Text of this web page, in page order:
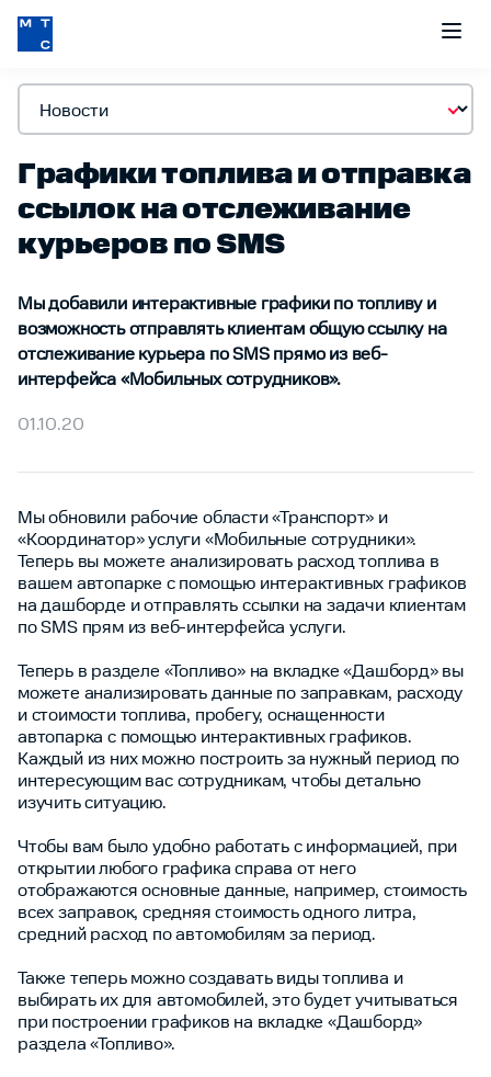
Графики топлива и отправка
ссылок на отслеживание
курьеров по SMS
Мы добавили интерактивные графики по топливу и
возможность отправлять клиентам общую ссылку на
отслеживание курьера по SMS прямо из веб-
интерфейса «Мобильных сотрудников».
01.10.20
Мы обновили рабочие области «Транспорт» и
«Координатор» услуги «Мобильные сотрудники».
Теперь вы можете анализировать расход топлива в
вашем автопарке с помощью интерактивных графиков
на дашборде и отправлять ссылки на задачи клиентам
по SMS прям из веб-интерфейса услуги.
Теперь в разделе «Топливо» на вкладке «Дашборд» вы
можете анализировать данные по заправкам, расходу
и стоимости топлива, пробегу, оснащенности
автопарка с помощью интерактивных графиков.
Каждый из них можно построить за нужный период по
интересующим вас сотрудникам, чтобы детально
изучить ситуацию.
Чтобы вам было удобно работать с информацией, при
открытии любого графика справа от него
отображаются основные данные, например, стоимость
всех заправок, средняя стоимость одного литра,
средний расход по автомобилям за период.
Также теперь можно создавать виды топлива и
выбирать их для автомобилей, это будет учитываться
при построении графиков на вкладке «Дашборд»
раздела «Топливо».